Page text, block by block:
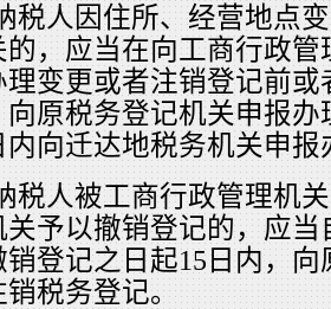
税人因住所、经营地点
的，应当在向工商行政
理变更或者注销登记前
向原税务登记机关申报
内向迁达地税务机关申
税人被工商行政管理机
关予以撤销登记的，应
销登记之日起15日内，
销税务登记。